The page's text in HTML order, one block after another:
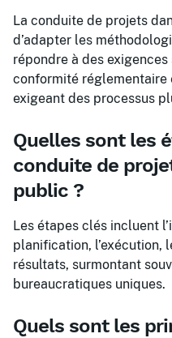
La conduite de projets
d’adapter les
répondre à des
conformité réglementaire
exigeant des processus
Quelles sont les
conduite de
public ?
Les étapes clés incluent
planification, l’exécution,
résultats, surmontant
bureaucratiques uniques.
Quels sont les